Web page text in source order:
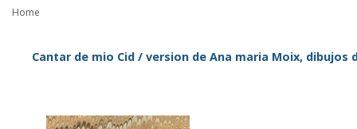
Home
Cantar de mio Cid / version de Ana maria Moix, dibujos